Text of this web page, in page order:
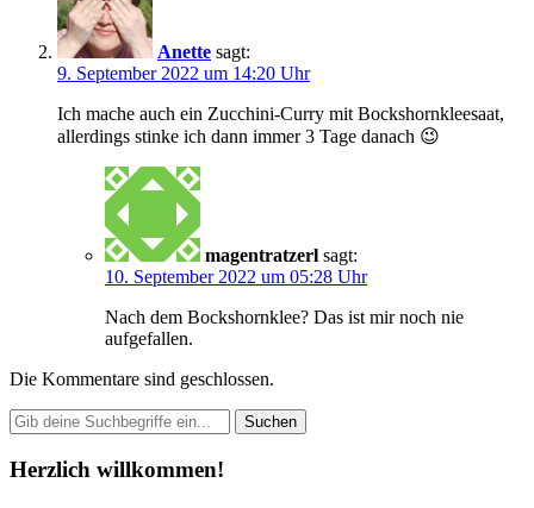
Anette sagt:
9. September 2022 um 14:20 Uhr
Ich mache auch ein Zucchini-Curry mit Bockshornkleesaat,
allerdings stinke ich dann immer 3 Tage danach 😉
magentratzerl sagt:
10. September 2022 um 05:28 Uhr
Nach dem Bockshornklee? Das ist mir noch nie
aufgefallen.
Die Kommentare sind geschlossen.
Herzlich willkommen!